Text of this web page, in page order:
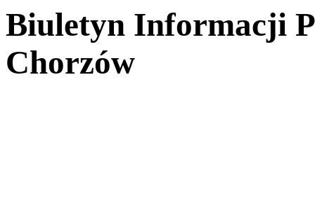
Biuletyn Informacji
Chorzów